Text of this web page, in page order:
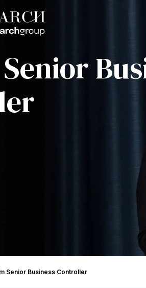
Senior Business Controller